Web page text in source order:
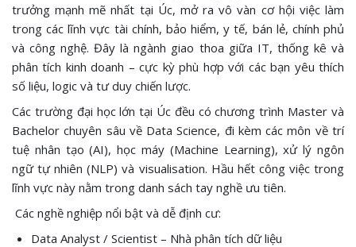
trưởng mạnh mẽ nhất tại Úc, mở ra vô vàn cơ hội việc làm
trong các lĩnh vực tài chính, bảo hiểm, y tế, bán lẻ, chính phủ
và công nghệ. Đây là ngành giao thoa giữa IT, thống kê và
phân tích kinh doanh – cực kỳ phù hợp với các bạn yêu thích
số liệu, logic và tư duy chiến lược.
Các trường đại học lớn tại Úc đều có chương trình Master và
Bachelor chuyên sâu về Data Science, đi kèm các môn về trí
tuệ nhân tạo (AI), học máy (Machine Learning), xử lý ngôn
ngữ tự nhiên (NLP) và visualisation. Hầu hết công việc trong
lĩnh vực này nằm trong danh sách tay nghề ưu tiên.
Các nghề nghiệp nổi bật và dễ định cư:
Data Analyst / Scientist – Nhà phân tích dữ liệu